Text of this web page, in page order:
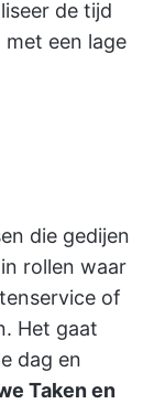
de tijd
een lage
die gedijen
rollen waar
of
Het gaat
dag en
Taken en